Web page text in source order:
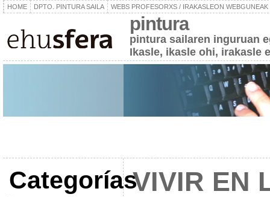
HOME DPTO. PINTURA SAILA WEBS PROFESORXS / IRAKASLEON WEBGUNEAK
pintura
pintura sailaren inguruan
Ikasle, ikasle ohi, irakasle
CategoríasVIVIR EN